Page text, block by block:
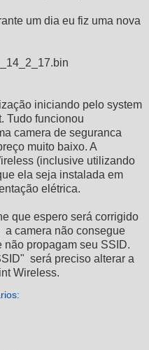
um dia eu fiz uma nova
iniciando pelo system
Tudo funcionou
camera de seguranca
muito baixo. A
(inclusive utilizando
ela seja instalada em
elétrica.
que espero será corrigido
a camera não consegue
não propagam seu SSID.
será preciso alterar a
Wireless.